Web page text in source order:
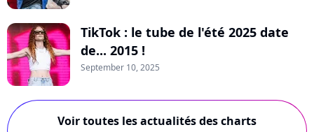
TikTok : le tube de l'été 2025 date
de... 2015 !
September 10, 2025
Voir toutes les actualités des charts